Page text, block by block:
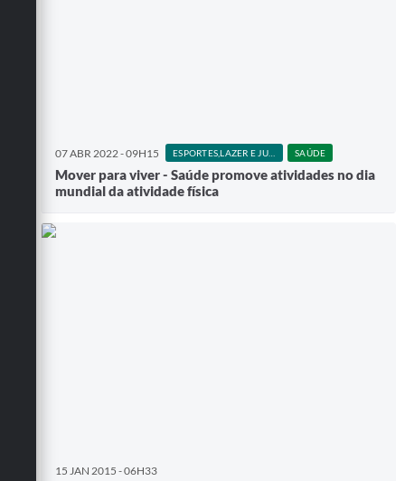
07 ABR 2022 - 09H15 ESPORTES,LAZER E JUVENTUDE SAÚDE
Mover para viver - Saúde promove atividades no dia
mundial da atividade física
15 JAN 2015 - 06H33